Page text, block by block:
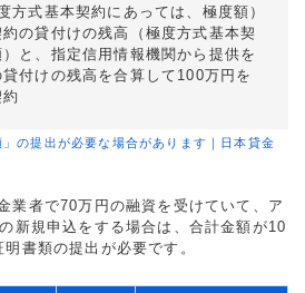
方式基本契約にあっては、極度額）
の貸付けの残高（極度方式基本契
と、指定信用情報機関から提供を
付けの残高を合算して100万円を
の提出が必要な場合があります｜日本貸金
業者で70万円の融資を受けていて、ア
新規申込をする場合は、合計金額が10
書類の提出が必要です。